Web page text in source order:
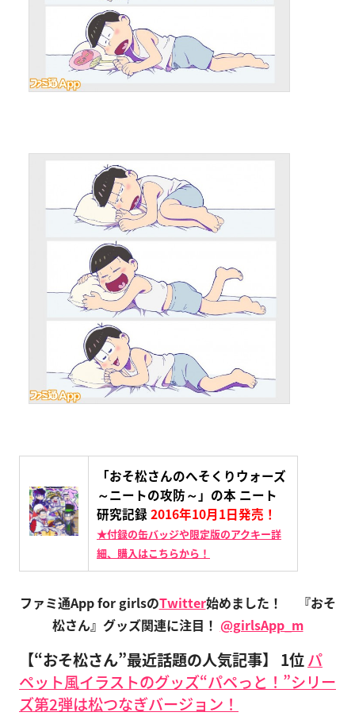
「おそ松さんのへそくりウォーズ
～ニートの攻防～」の本 ニート
研究記録 2016年10月1日発売！
★付録の缶バッジや限定版のアクキー詳
細、購入はこちらから！
ファミ通App for girlsのTwitter始めました！
『おそ
松さん』グッズ関連に注目！ @girlsApp_m
【“おそ松さん”最近話題の人気記事】 1位パ
ペット風イラストのグッズ“パペっと！”シリー
ズ第2弾は松つなぎバージョン！